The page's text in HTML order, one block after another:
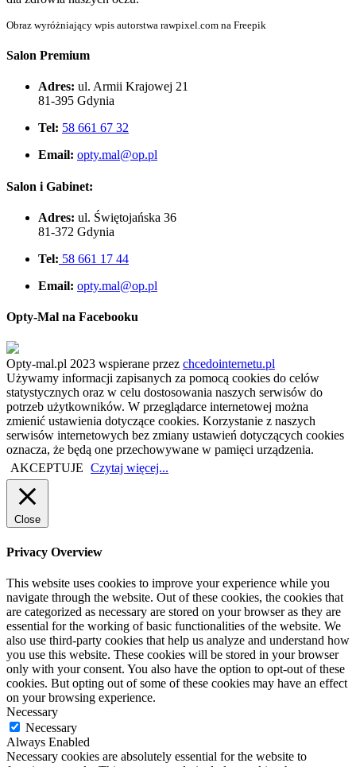
Obraz wyróżniający wpis autorstwa rawpixel.com na Freepik
Salon Premium
Adres: ul. Armii Krajowej 21
81-395 Gdynia
Tel: 58 661 67 32
Email: opty.mal@op.pl
Salon i Gabinet:
Adres: ul. Świętojańska 36
81-372 Gdynia
Tel: 58 661 17 44
Email: opty.mal@op.pl
Opty-Mal na Facebooku
Opty-mal.pl 2023 wspierane przez chcedointernetu.pl
Używamy informacji zapisanych za pomocą cookies do celów
statystycznych oraz w celu dostosowania naszych serwisów do
potrzeb użytkowników. W przeglądarce internetowej można
zmienić ustawienia dotyczące cookies. Korzystanie z naszych
serwisów internetowych bez zmiany ustawień dotyczących cookies
oznacza, że będą one przechowywane w pamięci urządzenia.
AKCEPTUJE Czytaj więcej...
Close
Privacy Overview
This website uses cookies to improve your experience while you
navigate through the website. Out of these cookies, the cookies that
are categorized as necessary are stored on your browser as they are
essential for the working of basic functionalities of the website. We
also use third-party cookies that help us analyze and understand how
you use this website. These cookies will be stored in your browser
only with your consent. You also have the option to opt-out of these
cookies. But opting out of some of these cookies may have an effect
on your browsing experience.
Necessary
Necessary
Always Enabled
Necessary cookies are absolutely essential for the website to